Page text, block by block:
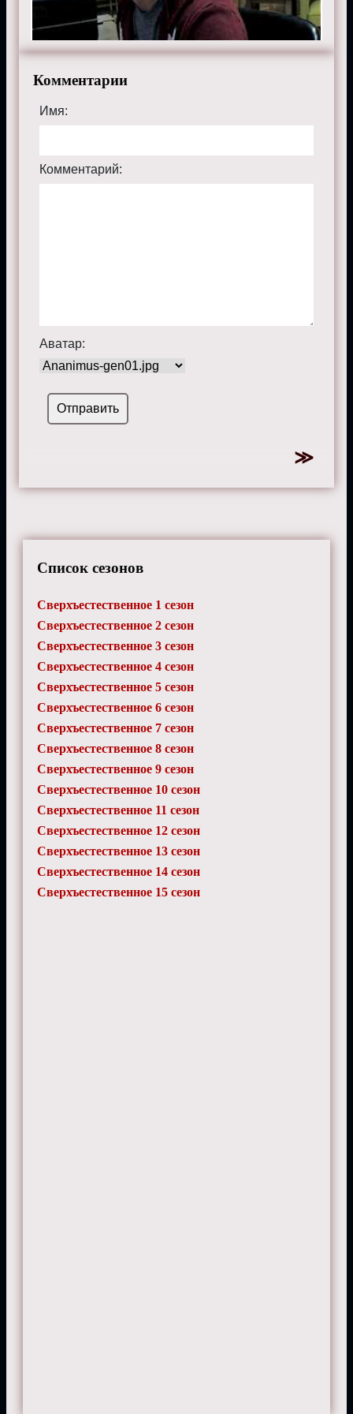
Смотрите онлайн 8 сезон 4 серию
«Сверхъестественное
» бесплатно в хорошем HD
качестве, на телефоне, планшете, пк или телевизоре
Комментарии
Имя:
Комментарий:
Аватар:
Список сезонов
Сверхъестественное 1 сезон
Сверхъестественное 2 сезон
Сверхъестественное 3 сезон
Сверхъестественное 4 сезон
Сверхъестественное 5 сезон
Сверхъестественное 6 сезон
Сверхъестественное 7 сезон
Сверхъестественное 8 сезон
Сверхъестественное 9 сезон
Сверхъестественное 10 сезон
Сверхъестественное 11 сезон
Сверхъестественное 12 сезон
Сверхъестественное 13 сезон
Сверхъестественное 14 сезон
Сверхъестественное 15 сезон